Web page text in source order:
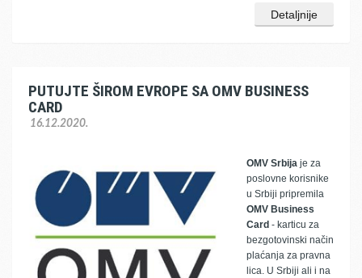
Detaljnije
PUTUJTE ŠIROM EVROPE SA OMV BUSINESS
CARD
16.12.2020.
OMV Srbija je za
poslovne korisnike
u Srbiji pripremila
OMV Business
Card - karticu za
bezgotovinski način
plaćanja za pravna
lica. U Srbiji ali i na